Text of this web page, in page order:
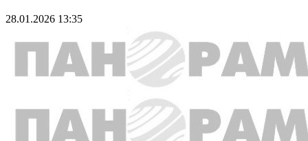
28.01.2026 13:35